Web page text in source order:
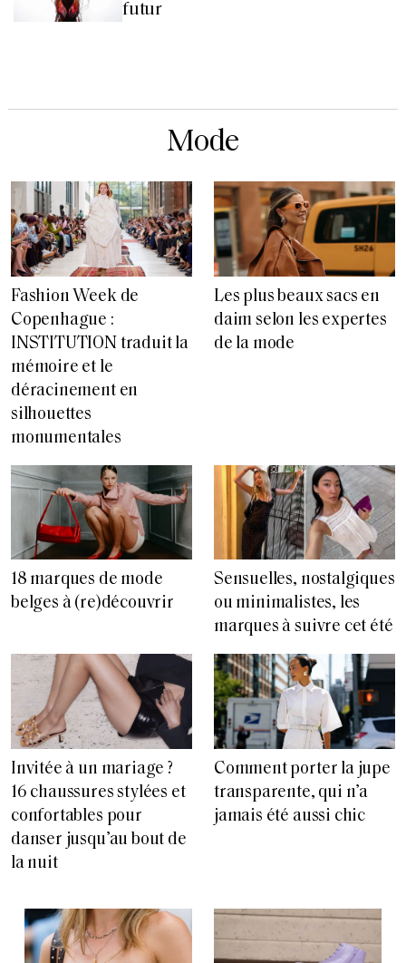
futur
Mode
Fashion Week de
Copenhague :
INSTITUTION traduit la
mémoire et le
déracinement en
silhouettes
monumentales
Les plus beaux sacs en
daim selon les expertes
de la mode
18 marques de mode
belges à (re)découvrir
Sensuelles, nostalgiques
ou minimalistes, les
marques à suivre cet été
Invitée à un mariage ?
16 chaussures stylées et
confortables pour
danser jusqu’au bout de
la nuit
Comment porter la jupe
transparente, qui n’a
jamais été aussi chic